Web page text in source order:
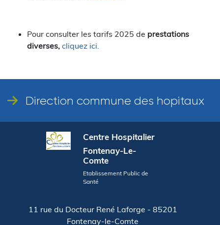
Pour consulter les tarifs 2025 de prestations
diverses, cliquez ici.
Direction commune des hopitaux
Centre Hospitalier
Fontenay-Le-
Comte
Etablissement Public de
Santé
11 rue du Docteur René Laforge - 85201
Fontenay-le-Comte